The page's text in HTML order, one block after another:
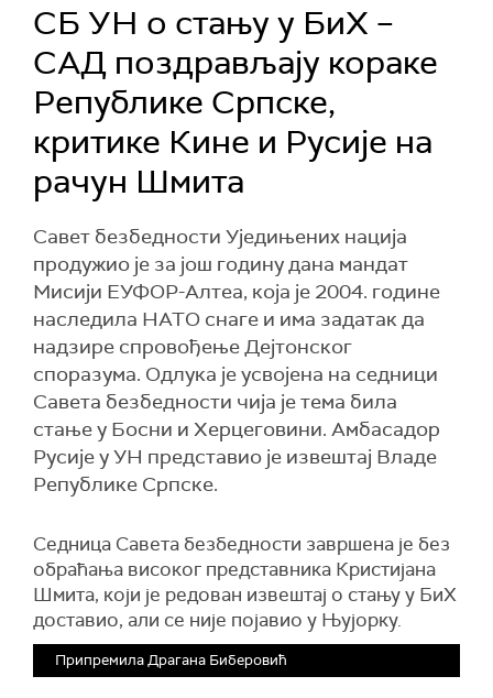
СБ УН о стању у БиХ –
САД поздрављају кораке
Републике Српске,
критике Кине и Русије на
рачун Шмита
Савет безбедности Уједињених нација
продужио је за још годину дана мандат
Мисији ЕУФОР-Алтеа, која је 2004. године
наследила НАТО снаге и има задатак да
надзире спровођење Дејтонског
споразума. Одлука је усвојена на седници
Савета безбедности чија је тема била
стање у Босни и Херцеговини. Амбасадор
Русије у УН представио је извештај Владе
Републике Српске.
Седница Савета безбедности завршена је без
обраћања високог представника Кристијана
Шмита, који је редован извештај о стању у БиХ
доставио, али се није појавио у Њујорку.
Припремила Драгана Биберовић